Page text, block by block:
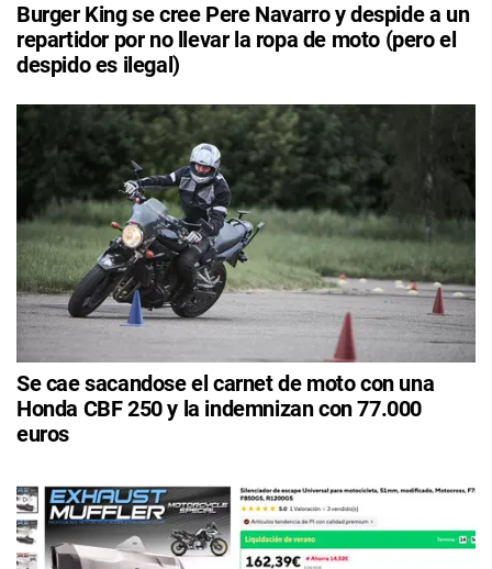
Burger King se cree Pere Navarro y despide a un
repartidor por no llevar la ropa de moto (pero el
despido es ilegal)
Se cae sacandose el carnet de moto con una
Honda CBF 250 y la indemnizan con 77.000
euros